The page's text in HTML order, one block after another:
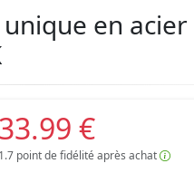
unique en
33.99 €
1.7point de fidélité après achat